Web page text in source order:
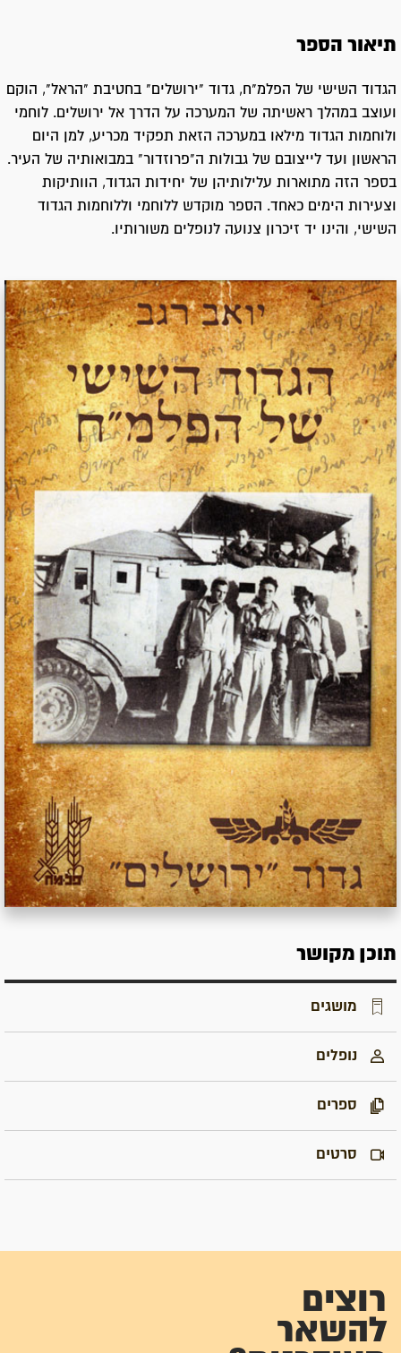
תיאור הספר
הגדוד השישי של הפלמ"ח, גדוד "ירושלים" בחטיבת "הראל", הוקם
ועוצב במהלך ראשיתה של המערכה על הדרך אל ירושלים. לוחמי
ולוחמות הגדוד מילאו במערכה הזאת תפקיד מכריע, למן היום
הראשון ועד לייצובם של גבולות ה"פרוזדור" במבואותיה של העיר.
בספר הזה מתוארות עלילותיהן של יחידות הגדוד, הוותיקות
וצעירות הימים כאחד. הספר מוקדש ללוחמי וללוחמות הגדוד
השישי, והינו יד זיכרון צנועה לנופלים משורותיו.
תוכן מקושר
מושגים
נופלים
ספרים
סרטים
רוצים
להשאר